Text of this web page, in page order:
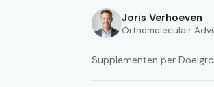
Joris Verhoeven
Orthomoleculair
Supplementen per